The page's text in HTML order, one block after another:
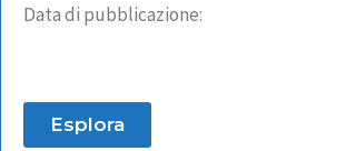
Data di pubblicazione:
Esplora